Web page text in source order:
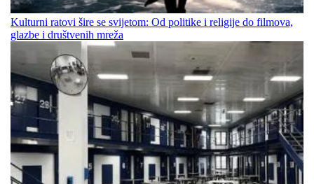
Kulturni ratovi šire se svijetom: Od politike i religije do filmova,
glazbe i društvenih mreža